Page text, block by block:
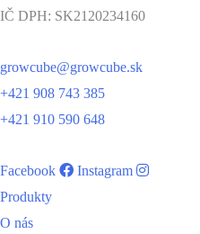
IČ DPH: SK2120234160
growcube@growcube.sk
+421 908 743 385
+421 910 590 648
Facebook
Instagram
Produkty
O nás